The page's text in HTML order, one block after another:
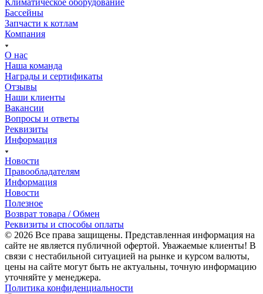
Климатическое оборудование
Бассейны
Запчасти к котлам
Компания
О нас
Наша команда
Награды и сертификаты
Отзывы
Наши клиенты
Вакансии
Вопросы и ответы
Реквизиты
Информация
Новости
Правообладателям
Информация
Новости
Полезное
Возврат товара / Обмен
Реквизиты и способы оплаты
© 2026 Все права защищены. Представленная информация на
сайте не является публичной офертой. Уважаемые клиенты! В
связи с нестабильной ситуацией на рынке и курсом валюты,
цены на сайте могут быть не актуальны, точную информацию
уточняйте у менеджера.
Политика конфиденциальности